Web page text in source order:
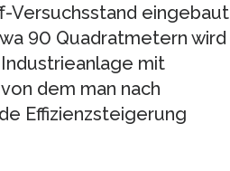
Versuchsstand eingebaut
90 Quadratmetern wird
mit
dem man nach
Effizienzsteigerung